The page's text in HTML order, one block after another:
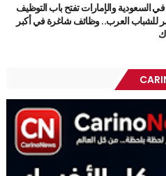
كبرى في السعودية والإمارات تفتح باب التوظيف
للشباب العرب.. وظائف شاغرة في أكبر